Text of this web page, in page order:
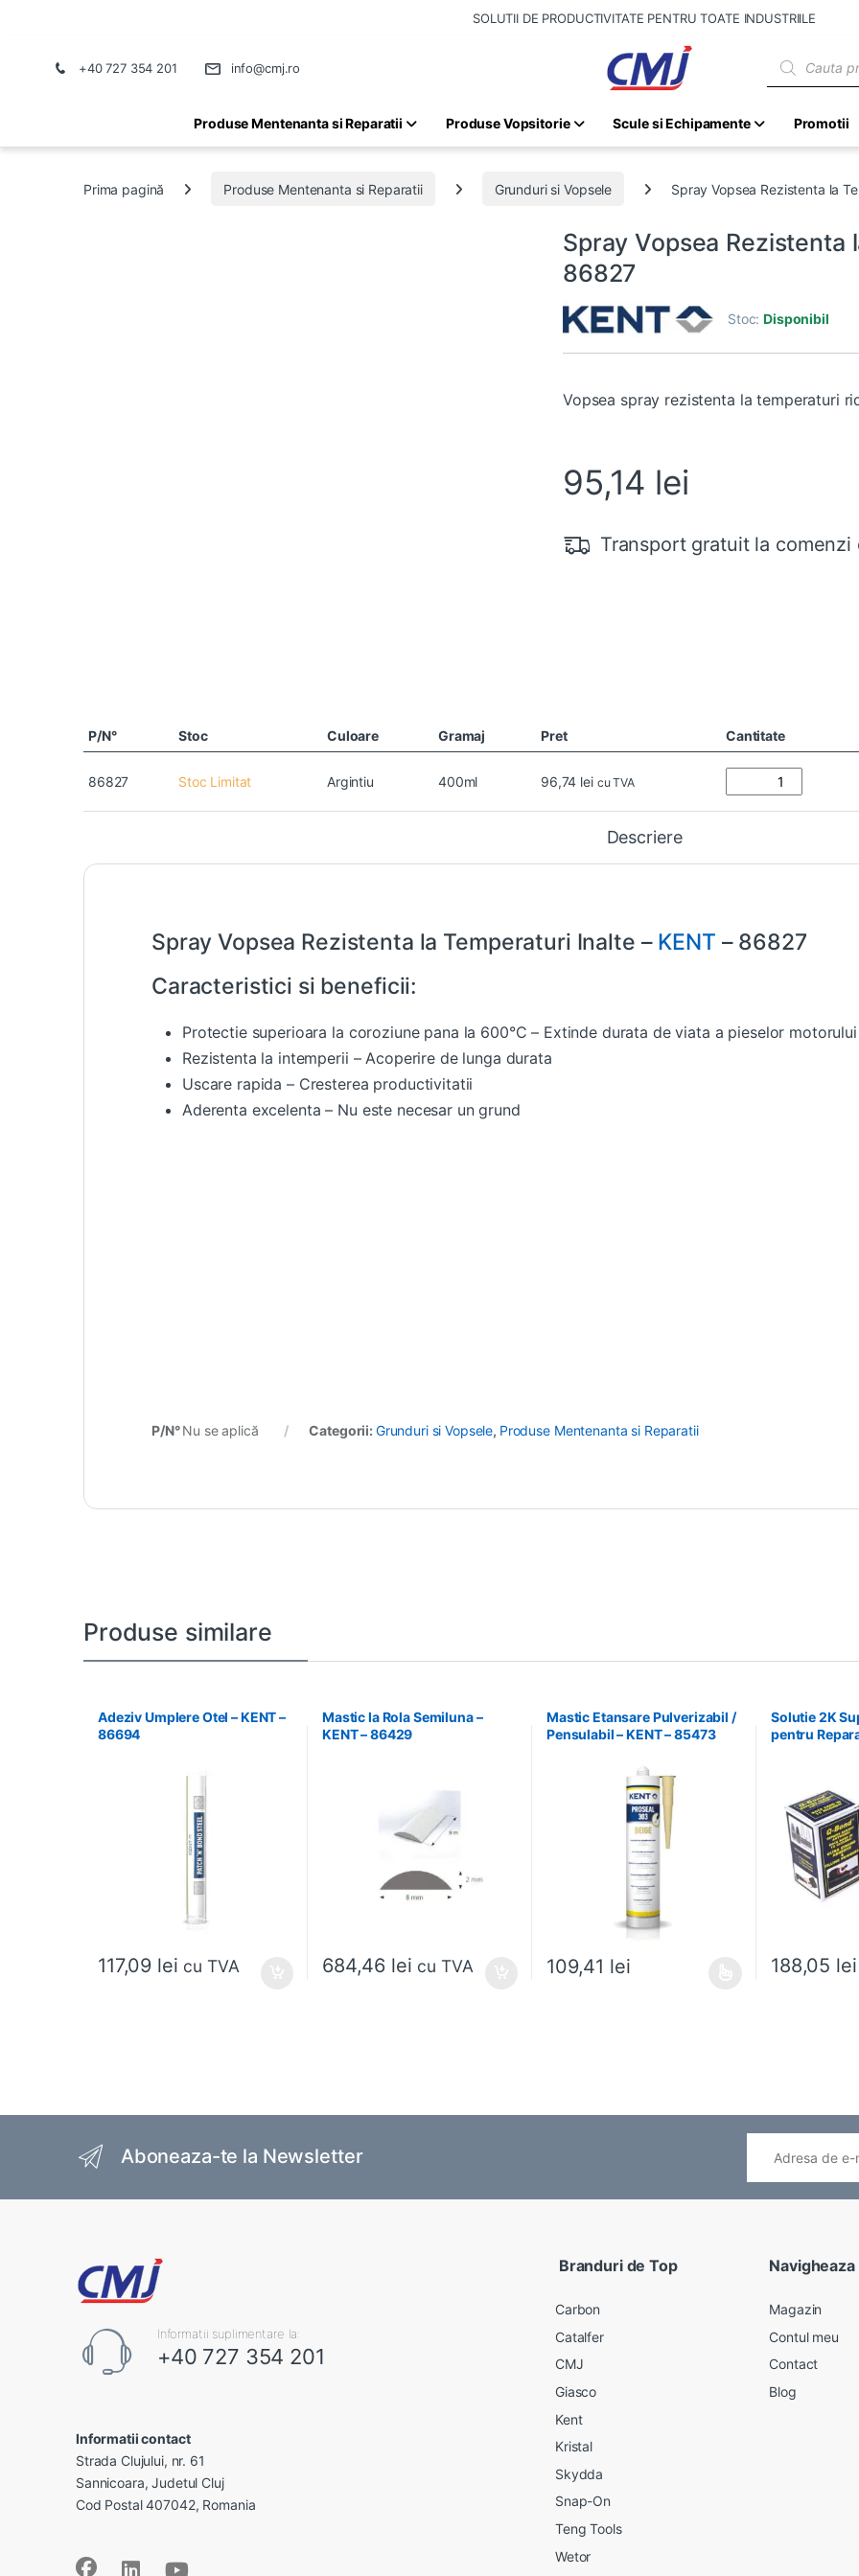
SOLUTII DE PRODUCTIVITATE PENTRU TOATE INDUSTRIILE
+40 727 354 201 info@cmj.ro
Produse Mentenanta si Reparatii Produse Vopsitorie Scule si Echipamente Promotii
Prima pagină Produse Mentenanta si Reparatii Grunduri si Vopsele Spray Vopsea Rezistenta la
Spray Vopsea Rezistenta
86827
Stoc: Disponibil
Vopsea spray rezistenta la temperaturi
95,14 lei
Transport gratuit la
P/N° Stoc Culoare Gramaj Pret Cantitate
86827 Stoc Limitat Argintiu 400ml 96,74 lei cu TVA
Descriere
Spray Vopsea Rezistenta la Temperaturi Inalte – KENT – 86827
Caracteristici si beneficii:
Protectie superioara la coroziune pana la 600°C – Extinde durata de viata a pieselor motorului
Rezistenta la intemperii – Acoperire de lunga durata
Uscare rapida – Cresterea productivitatii
Aderenta excelenta – Nu este necesar un grund
P/N°Nu se aplică Categorii: Grunduri si Vopsele, Produse Mentenanta si Reparatii
Produse similare
Adeziv Umplere Otel – KENT –
86694
117,09 lei cu TVA
Mastic la Rola Semiluna –
KENT – 86429
684,46 lei cu TVA
Mastic Etansare Pulverizabil /
Pensulabil – KENT – 85473
109,41 lei
Acest produs are mai multe variații. Opțiunile pot
Solutie 2K
pentru
188,05 lei
Aboneaza-te la Newsletter
Informatii suplimentare la:
+40 727 354 201
Informatii contact
Strada Clujului, nr. 61
Sannicoara, Judetul Cluj
Cod Postal 407042, Romania
Branduri de Top
Carbon
Catalfer
CMJ
Giasco
Kent
Kristal
Skydda
Snap-On
Teng Tools
Wetor
Navigheaza
Magazin
Contul meu
Contact
Blog